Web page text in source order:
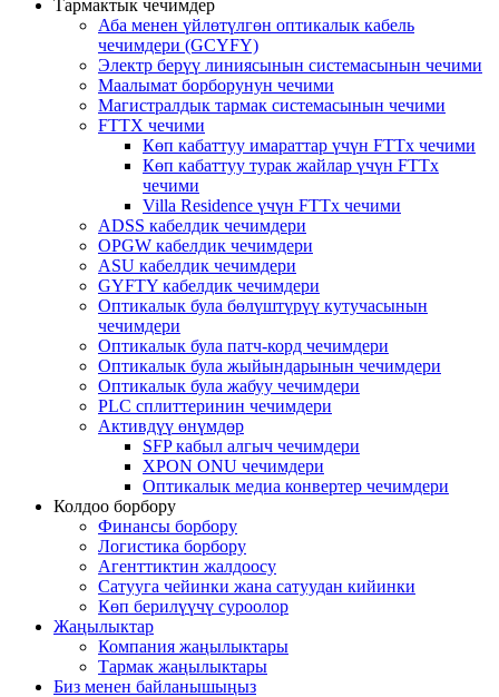
Тармактык чечимдер
Аба менен үйлөтүлгөн оптикалык кабель
чечимдери (GCYFY)
Электр берүү линиясынын системасынын чечими
Маалымат борборунун чечими
Магистралдык тармак системасынын чечими
FTTX чечими
Көп кабаттуу имараттар үчүн FTTx чечими
Көп кабаттуу турак жайлар үчүн FTTx
чечими
Villa Residence үчүн FTTx чечими
ADSS кабелдик чечимдери
OPGW кабелдик чечимдери
ASU кабелдик чечимдери
GYFTY кабелдик чечимдери
Оптикалык була бөлүштүрүү кутучасынын
чечимдери
Оптикалык була патч-корд чечимдери
Оптикалык була жыйындарынын чечимдери
Оптикалык була жабуу чечимдери
PLC сплиттеринин чечимдери
Активдүү өнүмдөр
SFP кабыл алгыч чечимдери
XPON ONU чечимдери
Оптикалык медиа конвертер чечимдери
Колдоо борбору
Финансы борбору
Логистика борбору
Агенттиктин жалдоосу
Сатууга чейинки жана сатуудан кийинки
Көп берилүүчү суроолор
Жаңылыктар
Компания жаңылыктары
Тармак жаңылыктары
Биз менен байланышыңыз